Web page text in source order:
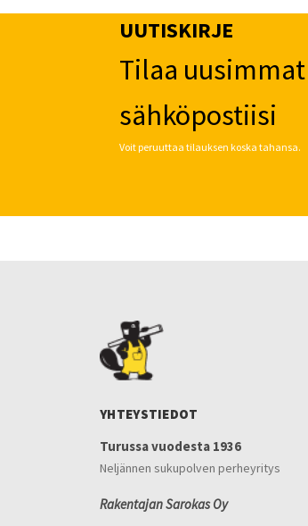
UUTISKIRJE
Tilaa
sähköpostiisi
Voit peruuttaa tilauksen koska tahansa.
YHTEYSTIEDOT
Turussa vuodesta 1936
Neljännen sukupolven perheyritys
Rakentajan Sarokas Oy